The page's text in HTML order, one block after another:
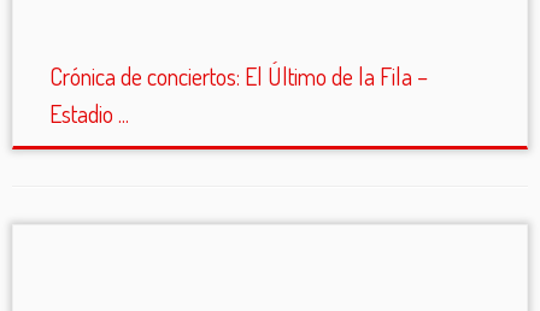
Crónica de conciertos: El Último de la Fila –
Estadio ...